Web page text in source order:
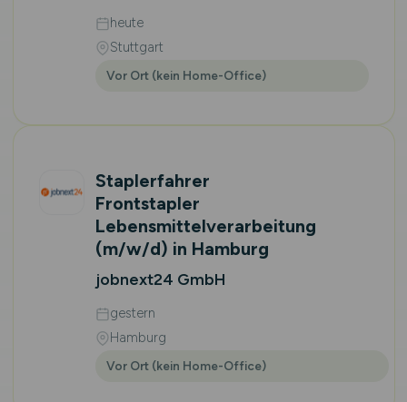
heute
Stuttgart
Vor Ort (kein Home-Office)
Staplerfahrer
Frontstapler
Lebensmittelverarbeitung
(m/w/d) in Hamburg
jobnext24 GmbH
gestern
Hamburg
Vor Ort (kein Home-Office)